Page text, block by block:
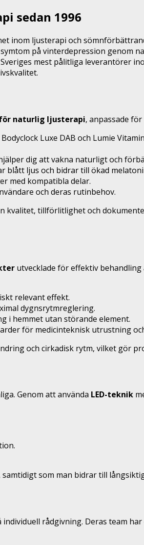
sedan 1996
inom ljusterapi och
på vinterdepression genom
mest pålitliga leverantörer
naturlig ljusterapi, anpassade
Luxe DAB och Lumie
dig att vakna naturligt och
blått ljus och bidrar till ökad
med kompatibla delar.
och deras rutinbehov.
kvalitet, tillförlitlighet och
utvecklade för effektiv
relevant effekt.
dygnsrytmreglering.
i hemmet utan störande element.
för medicinteknisk utrustning
och cirkadisk rytm, vilket gör
Genom att använda LED-teknik
som man bidrar till
rådgivning. Deras team